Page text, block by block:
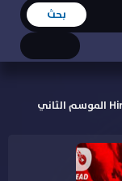
مشاهدة انمي Himesama Goumon no Jikan desu الموسم الثاني